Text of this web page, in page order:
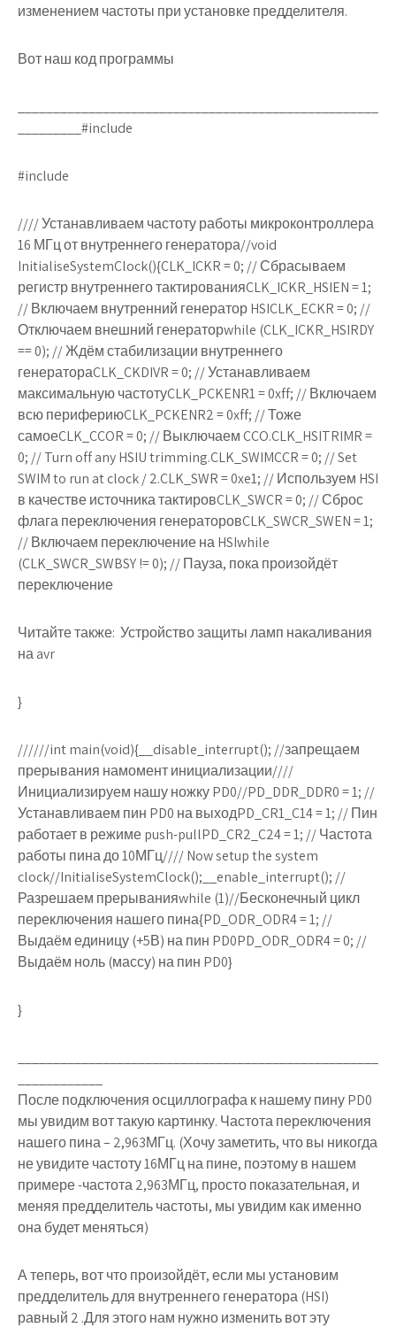
изменением частоты при установке предделителя.
Вот наш код программы
_________#include
#include
//// Устанавливаем частоту работы микроконтроллера
16 МГц от внутреннего генератора//void
InitialiseSystemClock(){CLK_ICKR = 0; // Сбрасываем
регистр внутреннего тактированияCLK_ICKR_HSIEN = 1;
// Включаем внутренний генератор HSICLK_ECKR = 0; //
Отключаем внешний генераторwhile (CLK_ICKR_HSIRDY
== 0); // Ждём стабилизации внутреннего
генератораCLK_CKDIVR = 0; // Устанавливаем
максимальную частотуCLK_PCKENR1 = 0xff; // Включаем
всю перифериюCLK_PCKENR2 = 0xff; // Тоже
самоеCLK_CCOR = 0; // Выключаем CCO.CLK_HSITRIMR =
0; // Turn off any HSIU trimming.CLK_SWIMCCR = 0; // Set
SWIM to run at clock / 2.CLK_SWR = 0xe1; // Используем HSI
в качестве источника тактировCLK_SWCR = 0; // Сброс
флага переключения генераторовCLK_SWCR_SWEN = 1;
// Включаем переключение на HSIwhile
(CLK_SWCR_SWBSY != 0); // Пауза, пока произойдёт
переключение
Читайте также: Устройство защиты ламп накаливания
на avr
}
//////int main(void){__disable_interrupt(); //запрещаем
прерывания намомент инициализации////
Инициализируем нашу ножку PD0//PD_DDR_DDR0 = 1; //
Устанавливаем пин PD0 на выходPD_CR1_C14 = 1; // Пин
работает в режиме push-pullPD_CR2_C24 = 1; // Частота
работы пина до 10МГц//// Now setup the system
clock//InitialiseSystemClock();__enable_interrupt(); //
Разрешаем прерыванияwhile (1)//Бесконечный цикл
переключения нашего пина{PD_ODR_ODR4 = 1; //
Выдаём единицу (+5В) на пин PD0PD_ODR_ODR4 = 0; //
Выдаём ноль (массу) на пин PD0}
}
После подключения осциллографа к нашему пину PD0
мы увидим вот такую картинку. Частота переключения
нашего пина – 2,963МГц. (Хочу заметить, что вы никогда
не увидите частоту 16МГц на пине, поэтому в нашем
примере -частота 2,963МГц, просто показательная, и
меняя предделитель частоты, мы увидим как именно
она будет меняться)
А теперь, вот что произойдёт, если мы установим
предделитель для внутреннего генератора (HSI)
равный 2 .Для этого нам нужно изменить вот эту